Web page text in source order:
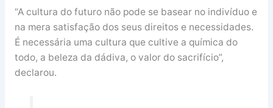
“A cultura do futuro não pode se basear no indivíduo e
na mera satisfação dos seus direitos e necessidades.
É necessária uma cultura que cultive a química do
todo, a beleza da dádiva, o valor do sacrifício”,
declarou.